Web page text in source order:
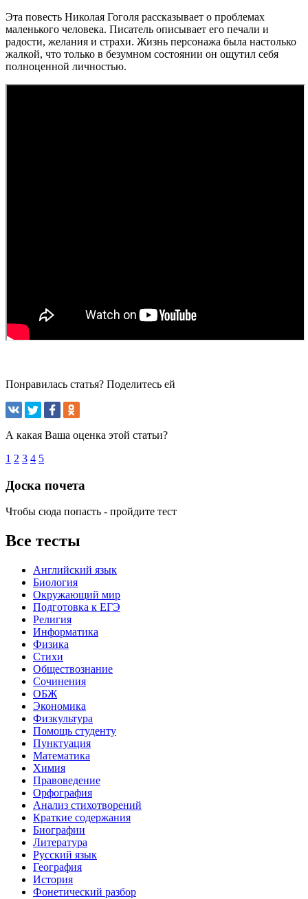
Эта повесть Николая Гоголя рассказывает о проблемах
маленького человека. Писатель описывает его печали и
радости, желания и страхи. Жизнь персонажа была настолько
жалкой, что только в безумном состоянии он ощутил себя
полноценной личностью.
Понравилась статья? Поделитесь ей
А какая Ваша оценка этой статьи?
1 2 3 4 5
Доска почета
Чтобы сюда попасть - пройдите тест
Все тесты
Английский язык
Биология
Окружающий мир
Подготовка к ЕГЭ
Религия
Информатика
Физика
Стихи
Обществознание
Сочинения
ОБЖ
Экономика
Физкультура
Помощь студенту
Пунктуация
Математика
Химия
Правоведение
Орфография
Анализ стихотворений
Краткие содержания
Биографии
Литература
Русский язык
География
История
Фонетический разбор